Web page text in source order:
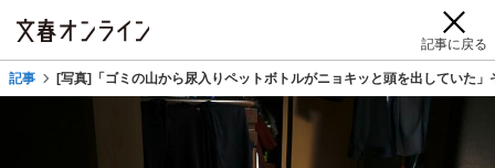
記事に戻る
記事 [写真]「ゴミの山から尿入りペットボトルがニョキッと頭を出していた